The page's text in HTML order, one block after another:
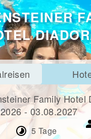
Family Hotel
- 03.08.2027
5 Tage